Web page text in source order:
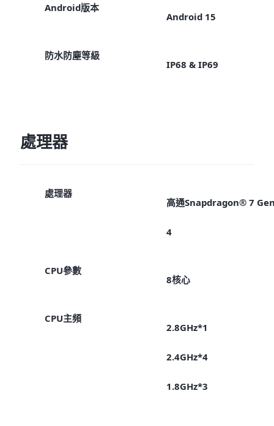
Android版本
Android 15
防水防塵等級
IP68 & IP69
處理器
處理器
高通Snapdragon® 7
4
CPU參數
8核心
CPU主頻
2.8GHz*1
2.4GHz*4
1.8GHz*3